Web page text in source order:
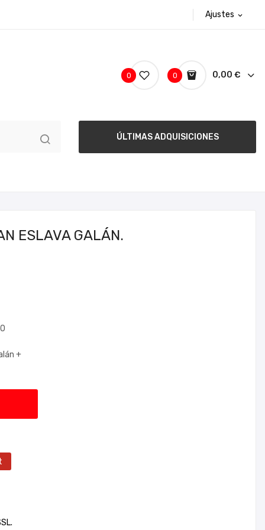
Ajustes expand_more
0 0,00 €
0
ÚLTIMAS ADQUISICIONES
ESLAVA GALÁN.
+